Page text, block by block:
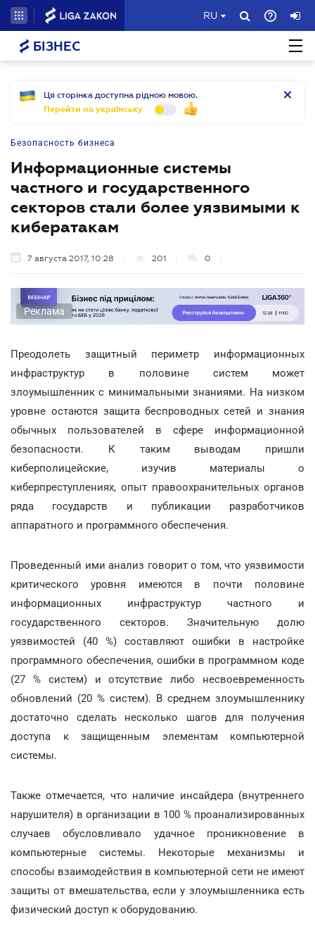
RU
БІЗНЕС
Ця сторінка доступна рідною мовою.
Перейти на українську
Безопасность бизнеса
Информационные системы
частного и государственного
секторов стали более уязвимыми к
кибератакам
7 августа 2017, 10:28 201 0
Реклама
Преодолеть защитный периметр информационных
инфраструктур в половине систем может
злоумышленник с минимальными знаниями. На низком
уровне остаются защита беспроводных сетей и знания
обычных пользователей в сфере информационной
безопасности. К таким выводам пришли
киберполицейские, изучив материалы о
киберпреступлениях, опыт правоохранительных органов
ряда государств и публикации разработчиков
аппаратного и программного обеспечения.
Проведенный ими анализ говорит о том, что уязвимости
критического уровня имеются в почти половине
информационных инфраструктур частного и
государственного секторов. Значительную долю
уязвимостей (40 %) составляют ошибки в настройке
программного обеспечения, ошибки в программном коде
(27 % систем) и отсутствие либо несвоевременность
обновлений (20 % систем). В среднем злоумышленнику
достаточно сделать несколько шагов для получения
доступа к защищенным элементам компьютерной
системы.
Также отмечается, что наличие инсайдера (внутреннего
нарушителя) в организации в 100 % проанализированных
случаев обусловливало удачное проникновение в
компьютерные системы. Некоторые механизмы и
способы взаимодействия в компьютерной сети не имеют
защиты от вмешательства, если у злоумышленника есть
физический доступ к оборудованию.